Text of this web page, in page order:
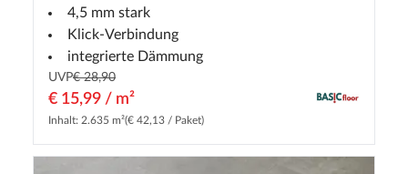
4,5 mm stark
Klick-Verbindung
integrierte Dämmung
UVP€ 28,90
€ 15,99 / m²
Inhalt: 2.635 m²(€ 42,13 / Paket)